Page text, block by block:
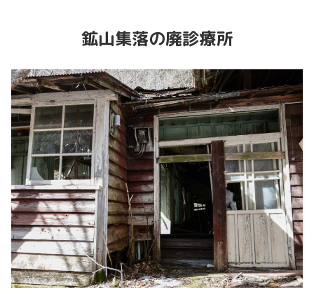
鉱山集落の廃診療所